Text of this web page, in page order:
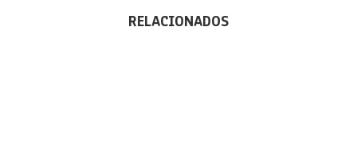
RELACIONADOS